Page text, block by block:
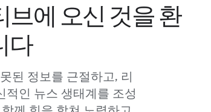
에 오신 것을 환
다
된 정보를 근절하고, 리
적인 뉴스 생태계를 조성